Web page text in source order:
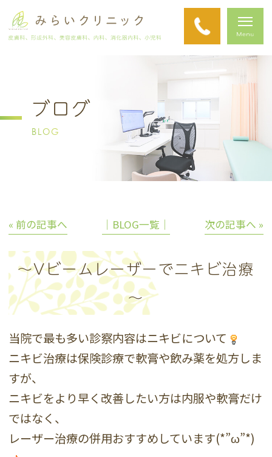
ブログ
BLOG
« 前の記事へ │BLOG一覧│ 次の記事へ »
～Vビームレーザーでニキビ治療
～
当院で最も多い診察内容はニキビについて
ニキビ治療は保険診療で軟膏や飲み薬を処方しま
すが、
ニキビをより早く改善したい方は内服や軟膏だけ
ではなく、
レーザー治療の併用おすすめしています(*”ω”*)